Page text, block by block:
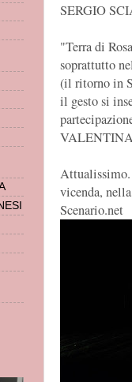
SERGIO
"Terra di
soprattutto
(il ritorno in
il gesto si
VALENTINA
Attualissimo.
vicenda,
Scenario.net